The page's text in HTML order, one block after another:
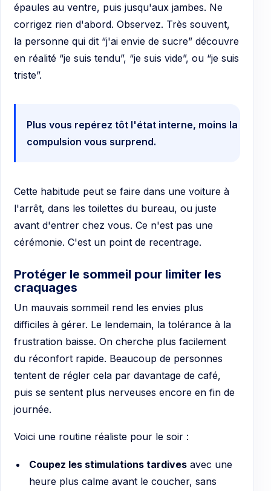
épaules au ventre, puis jusqu'aux jambes. Ne
corrigez rien d'abord. Observez. Très souvent,
la personne qui dit “j'ai envie de sucre” découvre
en réalité “je suis tendu”, “je suis vide”, ou “je suis
triste”.
Plus vous repérez tôt l'état interne, moins la
compulsion vous surprend.
Cette habitude peut se faire dans une voiture à
l'arrêt, dans les toilettes du bureau, ou juste
avant d'entrer chez vous. Ce n'est pas une
cérémonie. C'est un point de recentrage.
Protéger le sommeil pour limiter les
craquages
Un mauvais sommeil rend les envies plus
difficiles à gérer. Le lendemain, la tolérance à la
frustration baisse. On cherche plus facilement
du réconfort rapide. Beaucoup de personnes
tentent de régler cela par davantage de café,
puis se sentent plus nerveuses encore en fin de
journée.
Voici une routine réaliste pour le soir :
Coupez les stimulations tardivesavec une
heure plus calme avant le coucher, sans